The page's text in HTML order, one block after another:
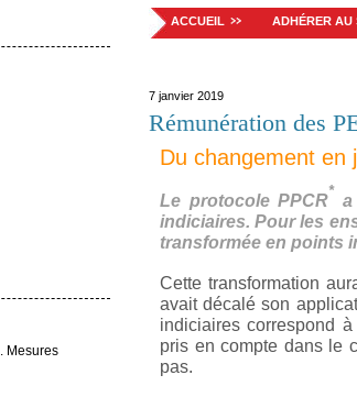
. Mesures
ACCUEIL ADHÉRER AU
7 janvier 2019
Rémunération des
Du changement en
Le protocole PPCR
*
a
indiciaires. Pour les
transformée en points
Cette transformation
avait décalé son
indiciaires correspond
pris en compte dans le
pas.